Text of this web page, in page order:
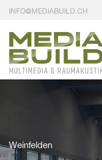
INFO@MEDIABUILD.CH
Weinfelden